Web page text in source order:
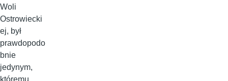
Woli
Ostrowiecki
ej, był
prawdopodo
bnie
jedynym,